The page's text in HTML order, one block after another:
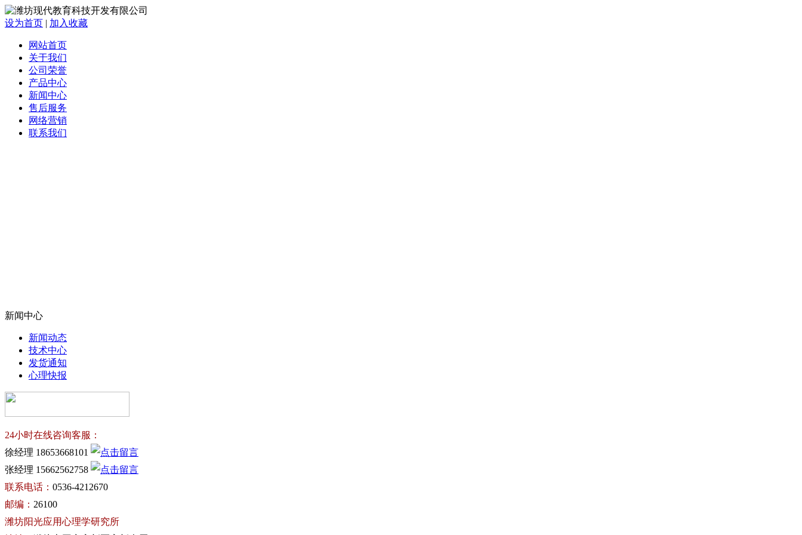
设为首页 | 加入收藏
网站首页
关于我们
公司荣誉
产品中心
新闻中心
售后服务
网络营销
联系我们
新闻中心
新闻动态
技术中心
发货通知
心理快报
24小时在线咨询客服：
徐经理 18653668101
张经理 15662562758
联系电话： 0536-4212670
邮编： 26100
潍坊阳光应用心理学研究所